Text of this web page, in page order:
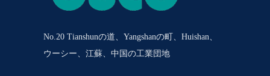
No.20 Tianshunの道、Yangshanの町、Huishan、
ウーシー、江蘇、中国の工業団地